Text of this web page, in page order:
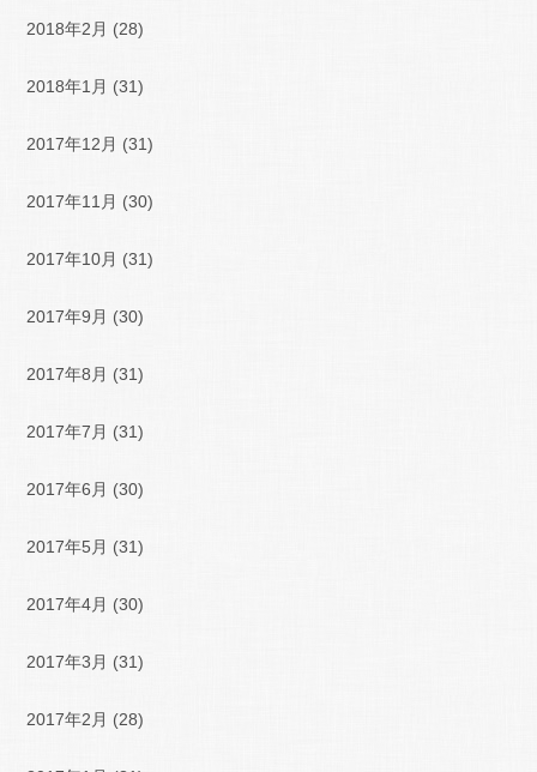
2018年2月 (28)
2018年1月 (31)
2017年12月 (31)
2017年11月 (30)
2017年10月 (31)
2017年9月 (30)
2017年8月 (31)
2017年7月 (31)
2017年6月 (30)
2017年5月 (31)
2017年4月 (30)
2017年3月 (31)
2017年2月 (28)